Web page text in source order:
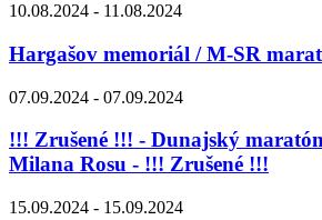
10.08.2024 - 11.08.2024
Hargašov memoriál / M-SR
07.09.2024 - 07.09.2024
!!! Zrušené !!! - Dunajský
Milana Rosu - !!! Zrušené !!!
15.09.2024 - 15.09.2024